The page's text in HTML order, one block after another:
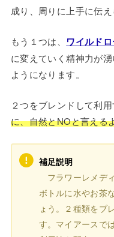
成り、周りに上手に伝
もう１つは、 ワイルド
に変えていく精神力が
ようになります。
２つをブレンドして利用
に、自然とNOと言える
補足説明
フラワーレメデ
ボトルに水やお茶
ょう。２種類をブ
す。マイアースで